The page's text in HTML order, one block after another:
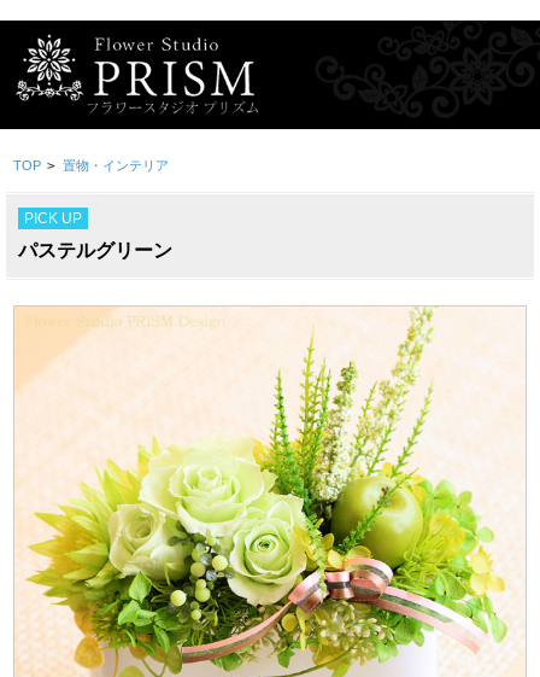
TOP > 置物・インテリア
PICK UP
パステルグリーン